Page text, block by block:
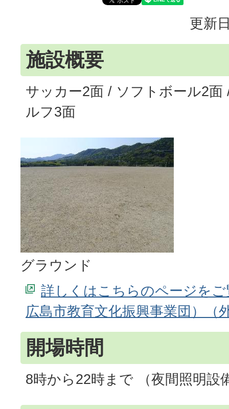
更新
施設概要
サッカー2面 / ソフトボール2
ルフ3面
グラウンド
詳しくはこちらのページを
広島市教育文化振興事業団）
開場時間
8時から22時まで （夜間照明設